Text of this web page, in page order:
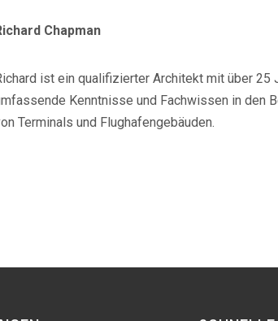
Chapman
ist ein qualifizierter Architekt mit über 25
Kenntnisse und Fachwissen in den
Terminals und Flughafengebäuden.